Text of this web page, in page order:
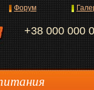
+38 000 000
Форум